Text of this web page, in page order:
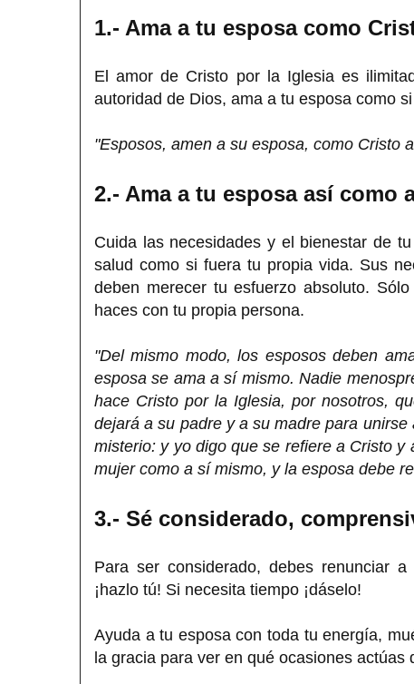
1.- Ama a tu esposa como
El amor de Cristo por la Iglesia es
autoridad de Dios, ama a tu esposa como
"Esposos, amen a su esposa, como Cristo
2.- Ama a tu esposa así como
Cuida las necesidades y el bienestar de
salud como si fuera tu propia vida. Sus
deben merecer tu esfuerzo absoluto.
haces con tu propia persona.
"Del mismo modo, los esposos deben
esposa se ama a sí mismo. Nadie
hace Cristo por la Iglesia, por nosotros,
dejará a su padre y a su madre para
misterio: y yo digo que se refiere a Cristo
mujer como a sí mismo, y la esposa debe
3.- Sé considerado,
Para ser considerado, debes renunciar
¡hazlo tú! Si necesita tiempo ¡dáselo!
Ayuda a tu esposa con toda tu energía,
la gracia para ver en qué ocasiones